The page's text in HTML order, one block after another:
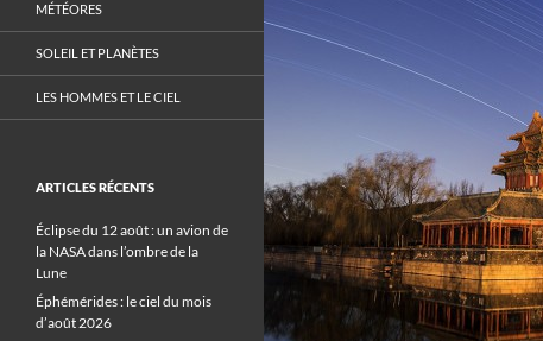
MÉTÉORES
SOLEIL ET PLANÈTES
LES HOMMES ET LE CIEL
ARTICLES RÉCENTS
Éclipse du 12 août : un avion de
la NASA dans l’ombre de la
Lune
Éphémérides : le ciel du mois
d’août 2026